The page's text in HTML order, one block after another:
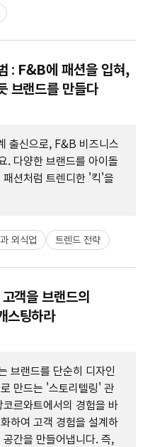
: F&B에 패션을 입혀,
브랜드를 만들다
출신으로, F&B 비즈니스
. 다양한 브랜드를 아이돌
션처럼 트렌디한 '킥'을
외식업 트렌드 전략
객을 브랜드의
스팅하라
브랜드를 단순히 디자인
만드는 '스토리텔링' 관
르와트에서의 경험을 바
하여 고객 경험을 설계하
간을 만들어냅니다. 즉,